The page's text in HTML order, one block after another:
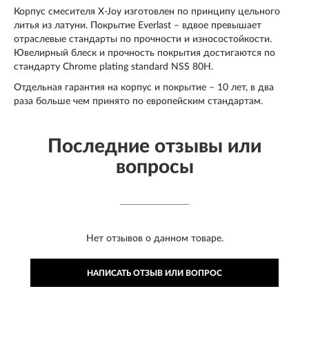
Корпус смесителя X-Joy изготовлен по принципу цельного
литья из латуни. Покрытие Everlast – вдвое превышает
отраслевые стандарты по прочности и износостойкости.
Ювелирный блеск и прочность покрытия достигаются по
стандарту Chrome plating standard NSS 80H.
Отдельная гарантия на корпус и покрытие – 10 лет, в два
раза больше чем принято по европейским стандартам.
Последние отзывы или
вопросы
Нет отзывов о данном товаре.
НАПИСАТЬ ОТЗЫВ ИЛИ ВОПРОС